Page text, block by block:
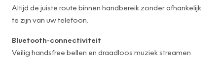
Altijd de juiste route binnen handbereik zonder afhankelijk
te zijn van uw telefoon.
Bluetooth-connectiviteit
Veilig handsfree bellen en draadloos muziek streamen